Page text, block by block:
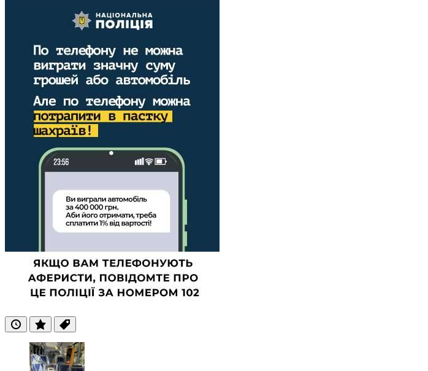
ОстанніПопулярні
Теги